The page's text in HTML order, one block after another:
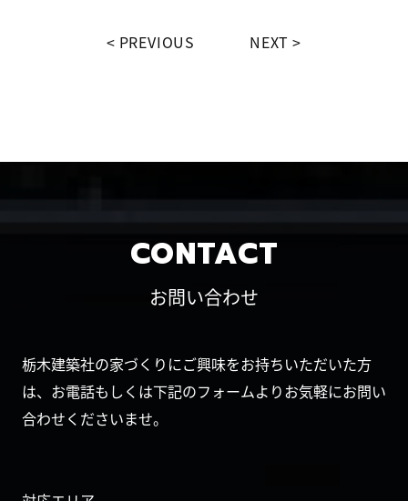
PREVIOUS NEXT
CONTACT
お問い合わせ
栃木建築社の家づくりにご興味をお持ちいただいた方
は、お電話もしくは下記のフォームよりお気軽にお問い
合わせくださいませ。